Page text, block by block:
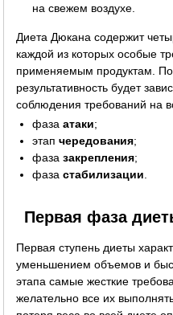
на свежем воздухе.
Диета Дюкана содержит
каждой из которых особые
применяемым продуктам.
результативность будет
соблюдения требований на
фазаатаки;
этапчередования;
фазазакрепления;
фазастабилизации
Первая фаза
Первая ступень диеты
уменьшением объемов и
этапа самые жесткие
желательно все их